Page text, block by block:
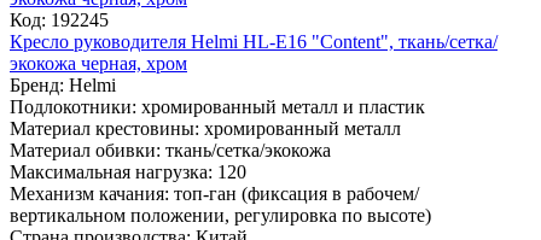
Код: 192245
Кресло руководителя Helmi HL-E16 "Content", ткань/сетка/
экокожа черная, хром
Бренд: Helmi
Подлокотники: хромированный металл и пластик
Материал крестовины: хромированный металл
Материал обивки: ткань/сетка/экокожа
Максимальная нагрузка: 120
Механизм качания: топ-ган (фиксация в рабочем/
вертикальном положении, регулировка по высоте)